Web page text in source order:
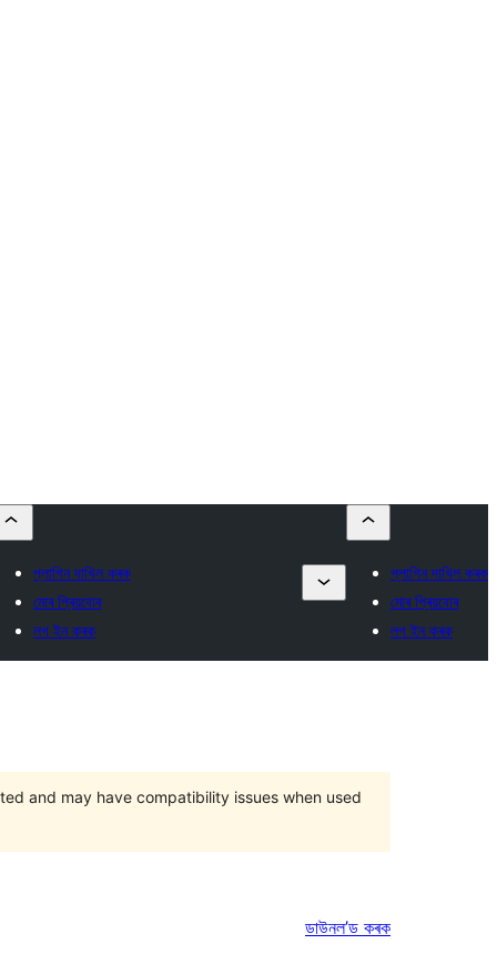
প্লাগিন দাখিল কৰক
মোৰ প্ৰিয়বোৰ
লগ ইন কৰক
প্লাগিন দাখিল কৰক
মোৰ প্ৰিয়বোৰ
লগ ইন কৰক
and may have compatibility issues when used
ডাউনল’ড কৰক